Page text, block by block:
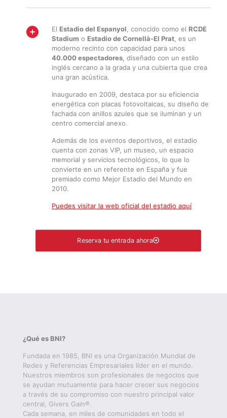
ElEstadio del Espanyol , conocido como elRCDE
Stadium oEstadio de Cornellà-El Prat , es un
moderno recinto con capacidad para unos
40.000 espectadores , diseñado con un estilo
inglés cercano a la grada y una cubierta que crea
una gran acústica.
Inaugurado en 2009, destaca por su eficiencia
energética con placas fotovoltaicas, su diseño de
fachada con anillos azules que se iluminan y un
centro comercial anexo.
Además de los eventos deportivos, el estadio
cuenta con zonas VIP, un museo, un espacio
memorial y servicios tecnológicos, lo que lo
convierte en un referente en España y fue
premiado como Mejor Estadio del Mundo en
2010.
Puedes visitar la web oficial del estadio aquí
Reserva tu entrada ahora
¿Qué es BNI?
Fundada en 1985, BNI es una Organización Mundial de
Redes y Referencias Empresariales líder en el mundo.
Nuestros miembros son profesionales de negocios que
se ayudan mutuamente para hacer crecer sus negocios
a través de su compromiso con nuestro principal valor
central, Givers Gain®.
Cada semana, en miles de comunidades en todo el